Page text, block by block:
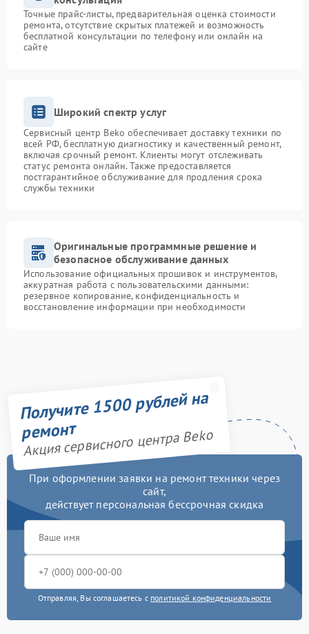
Точные прайс-листы, предварительная оценка стоимости
ремонта, отсутствие скрытых платежей и возможность
бесплатной консультации по телефону или онлайн на
сайте
Широкий спектр услуг
Сервисный центр Beko обеспечивает доставку техники по
всей РФ, бесплатную диагностику и качественный ремонт,
включая срочный ремонт. Клиенты могут отслеживать
статус ремонта онлайн. Также предоставляется
постгарантийное обслуживание для продления срока
службы техники
Оригинальные программные решение и
безопасное обслуживание данных
Использование официальных прошивок и инструментов,
аккуратная работа с пользовательскими данными:
резервное копирование, конфиденциальность и
восстановление информации при необходимости
Получите 1500 рублей на
ремонт
Акция сервисного центра Beko
При оформлении заявки на ремонт техники через
сайт,
действует персональная бессрочная скидка
Отправляя, Вы соглашаетесь с политикой конфиденциальности